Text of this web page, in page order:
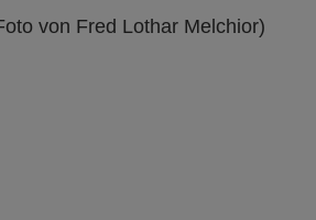
von Fred Lothar Melchior)